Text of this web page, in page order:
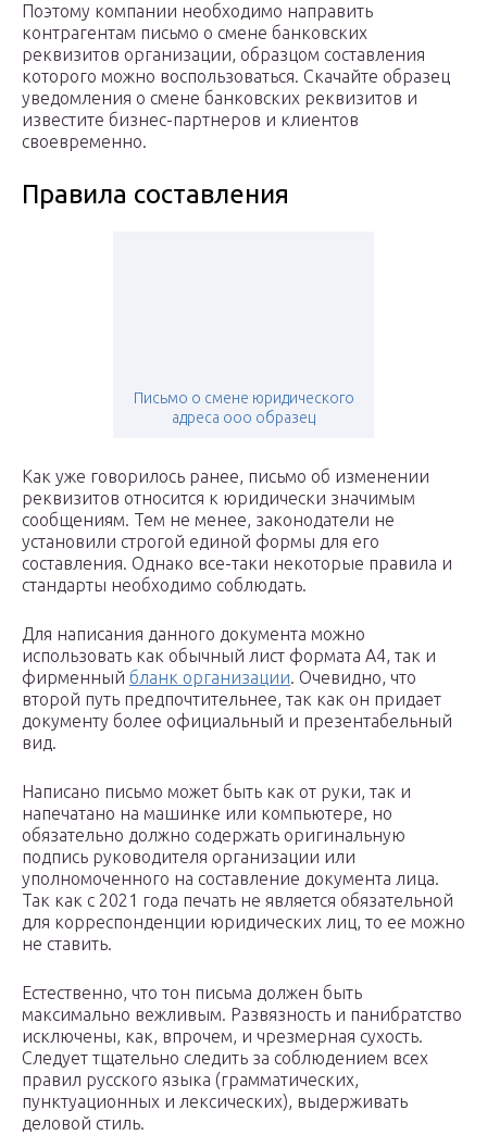
Поэтому компании необходимо направить
контрагентам письмо о смене банковских
реквизитов организации, образцом составления
которого можно воспользоваться. Скачайте образец
уведомления о смене банковских реквизитов и
известите бизнес-партнеров и клиентов
своевременно.
Правила составления
Письмо о смене юридического
адреса ооо образец
Как уже говорилось ранее, письмо об изменении
реквизитов относится к юридически значимым
сообщениям. Тем не менее, законодатели не
установили строгой единой формы для его
составления. Однако все-таки некоторые правила и
стандарты необходимо соблюдать.
Для написания данного документа можно
использовать как обычный лист формата А4, так и
фирменный бланк организации. Очевидно, что
второй путь предпочтительнее, так как он придает
документу более официальный и презентабельный
вид.
Написано письмо может быть как от руки, так и
напечатано на машинке или компьютере, но
обязательно должно содержать оригинальную
подпись руководителя организации или
уполномоченного на составление документа лица.
Так как с 2021 года печать не является обязательной
для корреспонденции юридических лиц, то ее можно
не ставить.
Естественно, что тон письма должен быть
максимально вежливым. Развязность и панибратство
исключены, как, впрочем, и чрезмерная сухость.
Следует тщательно следить за соблюдением всех
правил русского языка (грамматических,
пунктуационных и лексических), выдерживать
деловой стиль.